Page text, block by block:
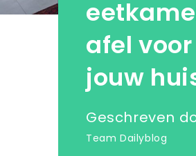
afel voor
jouw
Geschreven
Team Dailyblog